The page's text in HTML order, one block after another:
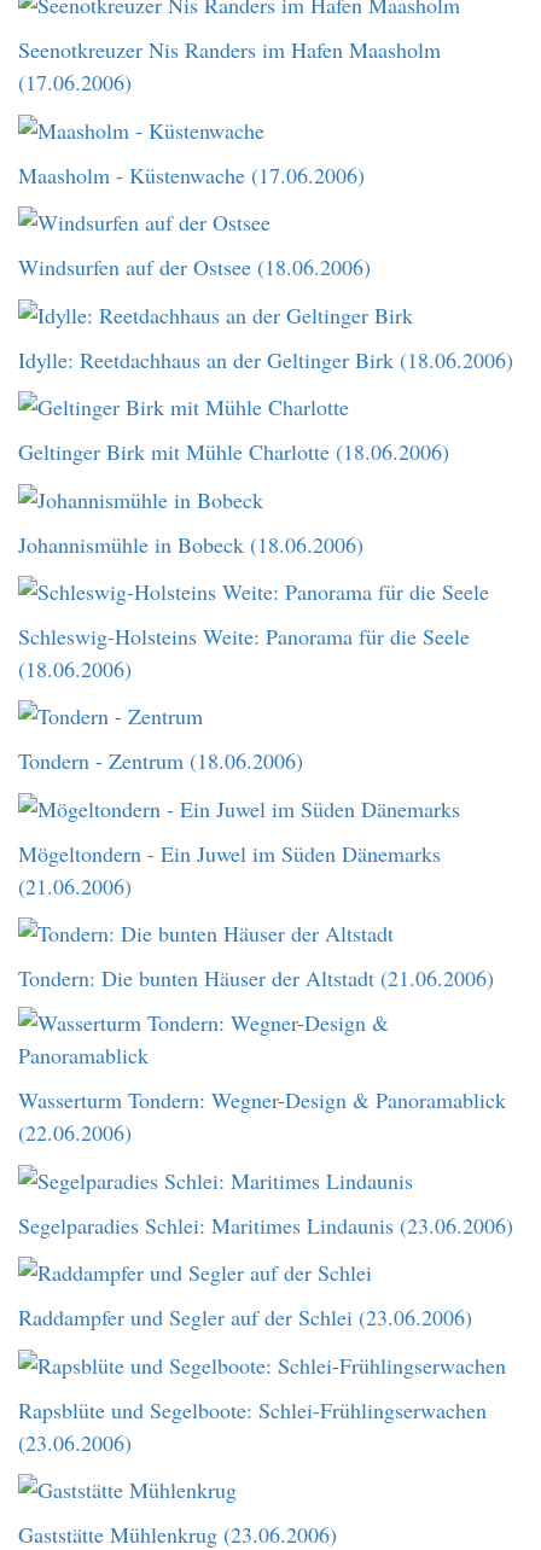
Seenotkreuzer Nis Randers im Hafen Maasholm
(17.06.2006)
Maasholm - Küstenwache (17.06.2006)
Windsurfen auf der Ostsee (18.06.2006)
Idylle: Reetdachhaus an der Geltinger Birk (18.06.2006)
Geltinger Birk mit Mühle Charlotte (18.06.2006)
Johannismühle in Bobeck (18.06.2006)
Schleswig-Holsteins Weite: Panorama für die Seele
(18.06.2006)
Tondern - Zentrum (18.06.2006)
Mögeltondern - Ein Juwel im Süden Dänemarks
(21.06.2006)
Tondern: Die bunten Häuser der Altstadt (21.06.2006)
Wasserturm Tondern: Wegner-Design & Panoramablick
(22.06.2006)
Segelparadies Schlei: Maritimes Lindaunis (23.06.2006)
Raddampfer und Segler auf der Schlei (23.06.2006)
Rapsblüte und Segelboote: Schlei-Frühlingserwachen
(23.06.2006)
Gaststätte Mühlenkrug (23.06.2006)